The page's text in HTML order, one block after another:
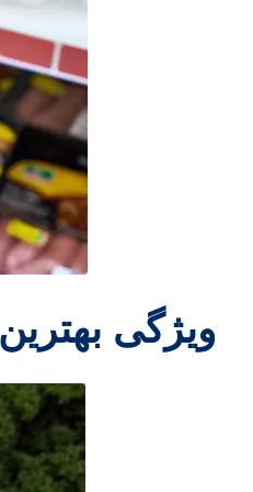
ویژگی